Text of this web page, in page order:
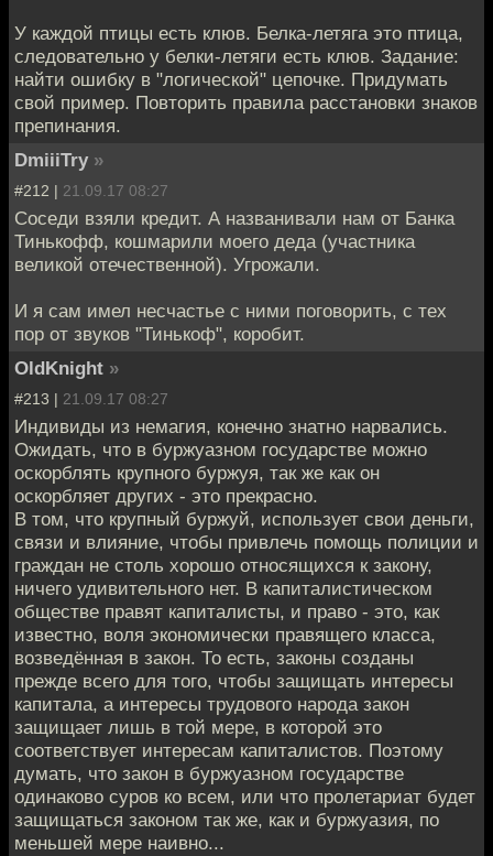
У каждой птицы есть клюв. Белка-летяга это птица,
следовательно у белки-летяги есть клюв. Задание:
найти ошибку в "логической" цепочке. Придумать
свой пример. Повторить правила расстановки знаков
препинания.
DmiiiTry »
#212 | 21.09.17 08:27
Соседи взяли кредит. А названивали нам от Банка
Тинькофф, кошмарили моего деда (участника
великой отечественной). Угрожали.
И я сам имел несчастье с ними поговорить, с тех
пор от звуков "Тинькоф", коробит.
OldKnight »
#213 | 21.09.17 08:27
Индивиды из немагия, конечно знатно нарвались.
Ожидать, что в буржуазном государстве можно
оскорблять крупного буржуя, так же как он
оскорбляет других - это прекрасно.
В том, что крупный буржуй, использует свои деньги,
связи и влияние, чтобы привлечь помощь полиции и
граждан не столь хорошо относящихся к закону,
ничего удивительного нет. В капиталистическом
обществе правят капиталисты, и право - это, как
известно, воля экономически правящего класса,
возведённая в закон. То есть, законы созданы
прежде всего для того, чтобы защищать интересы
капитала, а интересы трудового народа закон
защищает лишь в той мере, в которой это
соответствует интересам капиталистов. Поэтому
думать, что закон в буржуазном государстве
одинаково суров ко всем, или что пролетариат будет
защищаться законом так же, как и буржуазия, по
меньшей мере наивно...